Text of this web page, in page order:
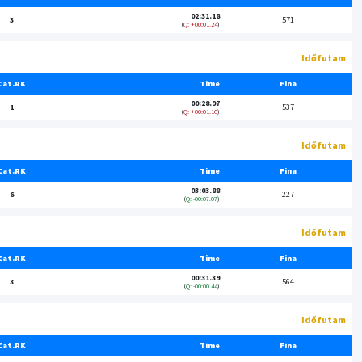
3 02:31.18
Q: +00:01.24 571
Időfutam
Time Fina
1 00:28.97
Q: +00:01.16 537
Időfutam
Time Fina
6 03:03.88
Q: -00:07.07 227
Időfutam
Time Fina
3 00:31.39
Q: -00:00.44 564
Időfutam
Time
Fina